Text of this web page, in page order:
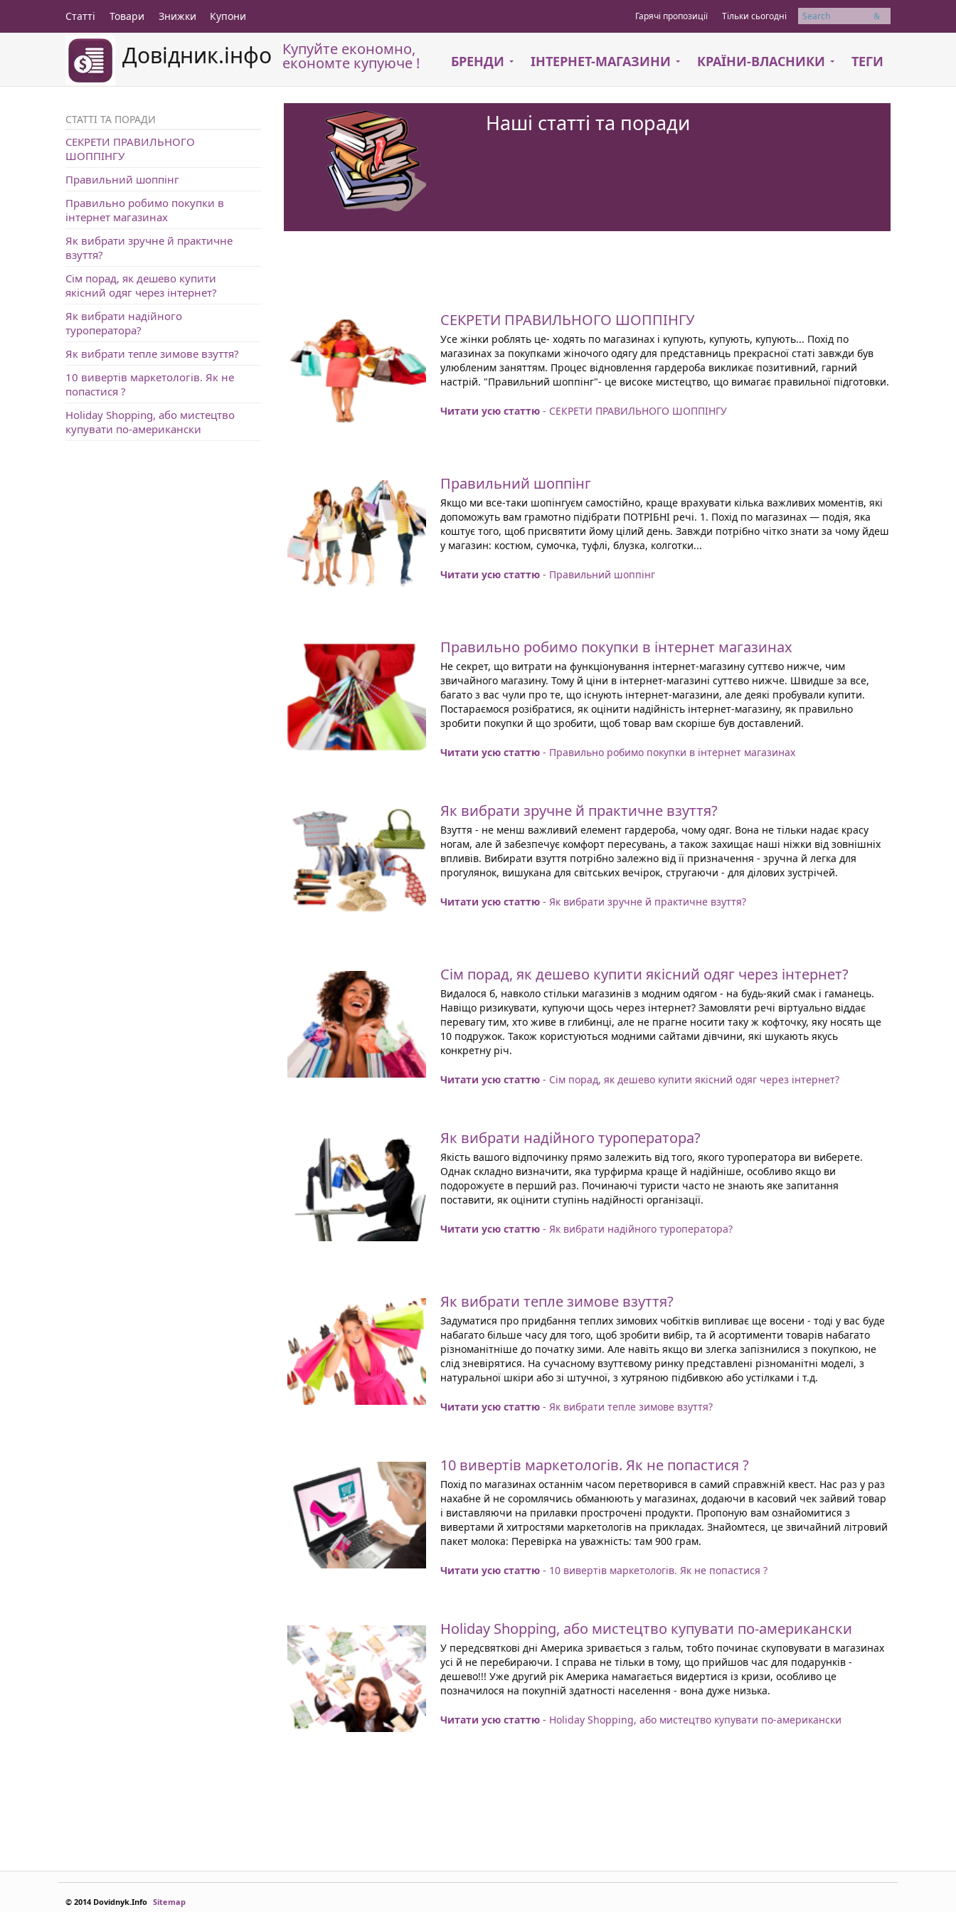
Довідник.інфо Купуйте економно,
економте купуюче ! БРЕНДИ ІНТЕРНЕТ-МАГАЗИНИ КРАЇНИ-ВЛАСНИКИ ТЕГИ
Статті Товари Знижки Купони Гарячі пропозиції Тільки сьогодні Пошук
СТАТТІ ТА ПОРАДИ
СЕКРЕТИ ПРАВИЛЬНОГО
ШОППІНГУ
Правильний шоппінг
Правильно робимо покупки в
інтернет магазинах
Як вибрати зручне й практичне
взуття?
Сім порад, як дешево купити
якісний одяг через інтернет?
Як вибрати надійного
туроператора?
Як вибрати тепле зимове взуття?
10 вивертів маркетологів. Як не
попастися ?
Holiday Shopping, або мистецтво
купувати по-американски
Наші статті та поради
СЕКРЕТИ ПРАВИЛЬНОГО ШОППІНГУ
Усе жінки роблять це- ходять по магазинах і купують, купують, купують... Похід по
магазинах за покупками жіночого одягу для представниць прекрасної статі завжди був
улюбленим заняттям. Процес відновлення гардероба викликає позитивний, гарний
настрій. "Правильний шоппінг"- це високе мистецтво, що вимагає правильної підготовки.
Читати усю статтю- СЕКРЕТИ ПРАВИЛЬНОГО ШОППІНГУ
Правильний шоппінг
Якщо ми все-таки шопінгуєм самостійно, краще врахувати кілька важливих моментів, які
допоможуть вам грамотно підібрати ПОТРІБНІ речі. 1. Похід по магазинах — подія, яка
коштує того, щоб присвятити йому цілий день. Завжди потрібно чітко знати за чому йдеш
у магазин: костюм, сумочка, туфлі, блузка, колготки...
Читати усю статтю- Правильний шоппінг
Правильно робимо покупки в інтернет магазинах
Не секрет, що витрати на функціонування інтернет-магазину суттєво нижче, чим
звичайного магазину. Тому й ціни в інтернет-магазині суттєво нижче. Швидше за все,
багато з вас чули про те, що існують інтернет-магазини, але деякі пробували купити.
Постараємося розібратися, як оцінити надійність інтернет-магазину, як правильно
зробити покупки й що зробити, щоб товар вам скоріше був доставлений.
Читати усю статтю- Правильно робимо покупки в інтернет магазинах
Як вибрати зручне й практичне взуття?
Взуття - не менш важливий елемент гардероба, чому одяг. Вона не тільки надає красу
ногам, але й забезпечує комфорт пересувань, а також захищає наші ніжки від зовнішніх
впливів. Вибирати взуття потрібно залежно від її призначення - зручна й легка для
прогулянок, вишукана для світських вечірок, стругаючи - для ділових зустрічей.
Читати усю статтю- Як вибрати зручне й практичне взуття?
Сім порад, як дешево купити якісний одяг через інтернет?
Видалося б, навколо стільки магазинів з модним одягом - на будь-який смак і гаманець.
Навіщо ризикувати, купуючи щось через інтернет? Замовляти речі віртуально віддає
перевагу тим, хто живе в глибинці, але не прагне носити таку ж кофточку, яку носять ще
10 подружок. Також користуються модними сайтами дівчини, які шукають якусь
конкретну річ.
Читати усю статтю- Сім порад, як дешево купити якісний одяг через інтернет?
Як вибрати надійного туроператора?
Якість вашого відпочинку прямо залежить від того, якого туроператора ви виберете.
Однак складно визначити, яка турфирма краще й надійніше, особливо якщо ви
подорожуєте в перший раз. Починаючі туристи часто не знають яке запитання
поставити, як оцінити ступінь надійності організації.
Читати усю статтю- Як вибрати надійного туроператора?
Як вибрати тепле зимове взуття?
Задуматися про придбання теплих зимових чобітків випливає ще восени - тоді у вас буде
набагато більше часу для того, щоб зробити вибір, та й асортименти товарів набагато
різноманітніше до початку зими. Але навіть якщо ви злегка запізнилися з покупкою, не
слід зневірятися. На сучасному взуттєвому ринку представлені різноманітні моделі, з
натуральної шкіри або зі штучної, з хутряною підбивкою або устілками і т.д.
Читати усю статтю- Як вибрати тепле зимове взуття?
10 вивертів маркетологів. Як не попастися ?
Похід по магазинах останнім часом перетворився в самий справжній квест. Нас раз у раз
нахабне й не соромлячись обманюють у магазинах, додаючи в касовий чек зайвий товар
і виставляючи на прилавки прострочені продукти. Пропоную вам ознайомитися з
вивертами й хитростями маркетологів на прикладах. Знайомтеся, це звичайний літровий
пакет молока: Перевірка на уважність: там 900 грам.
Читати усю статтю- 10 вивертів маркетологів. Як не попастися ?
Holiday Shopping, або мистецтво купувати по-американски
У передсвяткові дні Америка зривається з гальм, тобто починає скуповувати в магазинах
усі й не перебираючи. І справа не тільки в тому, що прийшов час для подарунків -
дешево!!! Уже другий рік Америка намагається видертися із кризи, особливо це
позначилося на покупній здатності населення - вона дуже низька.
Читати усю статтю- Holiday Shopping, або мистецтво купувати по-американски
© 2014 Dovidnyk.Info Sitemap